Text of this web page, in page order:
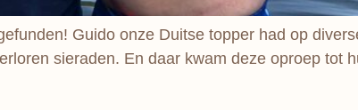
Guido onze Duitse topper had op
sieraden. En daar kwam deze oproep tot